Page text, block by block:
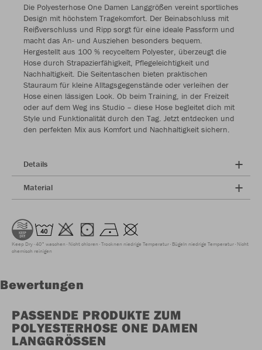
Die Polyesterhose One Damen Langgrößen vereint sportliches
Design mit höchstem Tragekomfort. Der Beinabschluss mit
Reißverschluss und Ripp sorgt für eine ideale Passform und
macht das An- und Ausziehen besonders bequem.
Hergestellt aus 100 % recyceltem Polyester, überzeugt die
Hose durch Strapazierfähigkeit, Pflegeleichtigkeit und
Nachhaltigkeit. Die Seitentaschen bieten praktischen
Stauraum für kleine Alltagsgegenstände oder verleihen der
Hose einen lässigen Look. Ob beim Training, in der Freizeit
oder auf dem Weg ins Studio – diese Hose begleitet dich mit
Style und Funktionalität durch den Tag. Jetzt entdecken und
den perfekten Mix aus Komfort und Nachhaltigkeit sichern.
Details
Material
Keep Dry 40° waschen Nicht chloren Trocknen niedrige Temperatur Bügeln niedrige Temperatur Nicht
chemisch reinigen
Bewertungen
PASSENDE PRODUKTE ZUM
POLYESTERHOSE ONE DAMEN
LANGGRÖSSEN